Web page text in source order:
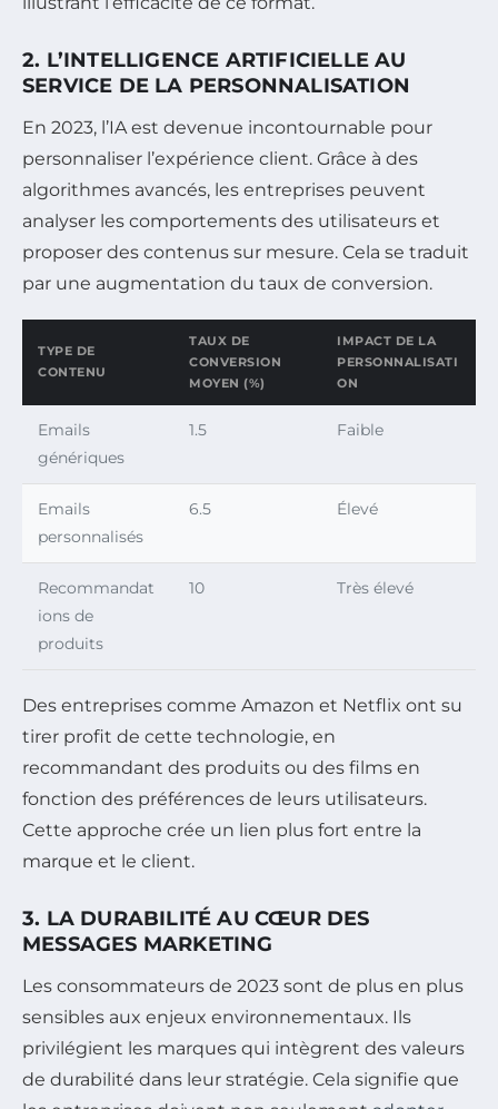
2. L’INTELLIGENCE ARTIFICIELLE AU
SERVICE DE LA PERSONNALISATION
En 2023, l’IA est devenue incontournable pour
personnaliser l’expérience client. Grâce à des
algorithmes avancés, les entreprises peuvent
analyser les comportements des utilisateurs et
proposer des contenus sur mesure. Cela se traduit
par une augmentation du taux de conversion.
TYPE DE
CONTENU
TAUX DE
CONVERSION
MOYEN (%)
IMPACT DE LA
PERSONNALISATI
ON
Emails
génériques
1.5 Faible
Emails
personnalisés
6.5 Élevé
Recommandat
ions de
produits
10 Très élevé
Des entreprises comme Amazon et Netflix ont su
tirer profit de cette technologie, en
recommandant des produits ou des films en
fonction des préférences de leurs utilisateurs.
Cette approche crée un lien plus fort entre la
marque et le client.
3. LA DURABILITÉ AU CŒUR DES
MESSAGES MARKETING
Les consommateurs de 2023 sont de plus en plus
sensibles aux enjeux environnementaux. Ils
privilégient les marques qui intègrent des valeurs
de durabilité dans leur stratégie. Cela signifie que